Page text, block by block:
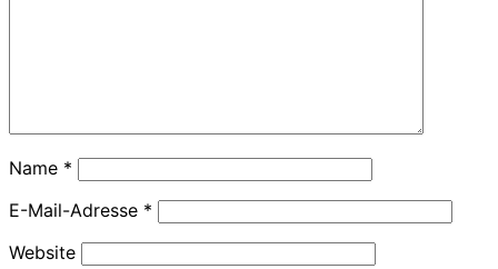
Name *
E-Mail-Adresse *
Website